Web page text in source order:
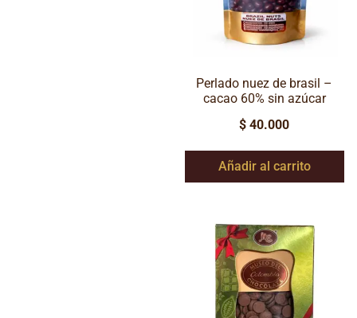
Perlado nuez de brasil –
cacao 60% sin azúcar
$ 40.000
Añadir al carrito